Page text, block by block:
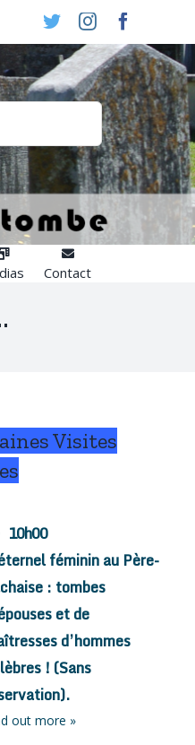
TwitterInstagram
Contact
Visites
10h00
féminin au Père-
: tombes
et de
d’hommes
! (Sans
out more »